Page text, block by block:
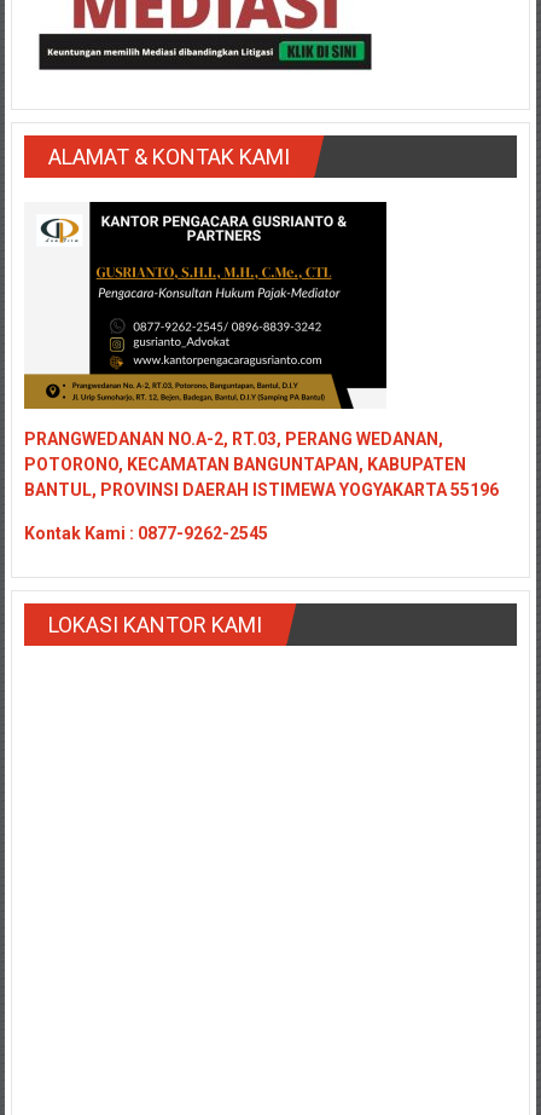
ALAMAT & KONTAK KAMI
PRANGWEDANAN NO.A-2, RT.03, PERANG WEDANAN,
POTORONO, KECAMATAN BANGUNTAPAN, KABUPATEN
BANTUL, PROVINSI DAERAH ISTIMEWA YOGYAKARTA 55196
Kontak Kami : 0877-9262-2545
LOKASI KANTOR KAMI